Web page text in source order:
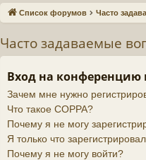
ы
и
Список форумов Часто
Часто задаваемые
Вход на конференцию
Зачем мне нужно
Что такое COPPA?
Почему я не могу
Я только что
Почему я не могу войти?